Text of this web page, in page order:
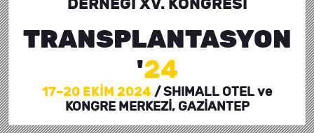
DERNEĞİ XV. KONGRESİ
TRANSPLANTASYON
'24
17–20 EKİM 2024 / SHIMALL OTEL ve
KONGRE MERKEZİ, GAZİANTEP